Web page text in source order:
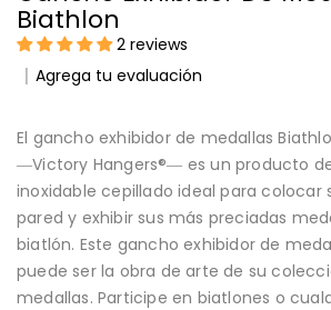
Biathlon
2 reviews
Agrega tu evaluación
El gancho exhibidor de medallas
―Victory Hangers®― es un producto
inoxidable cepillado ideal para colocar
pared y exhibir sus más preciadas
biatlón. Este gancho exhibidor de
puede ser la obra de arte de su
medallas. Participe en biatlones o